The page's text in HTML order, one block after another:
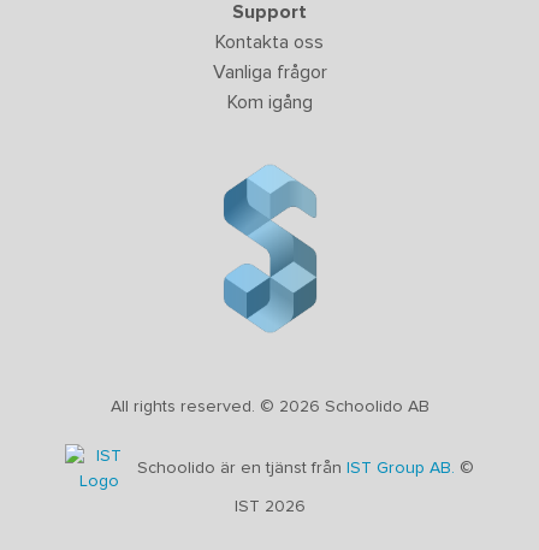
Support
Kontakta oss
Vanliga frågor
Kom igång
All rights reserved. © 2026 Schoolido AB
Schoolido är en tjänst från IST Group AB. ©
IST 2026